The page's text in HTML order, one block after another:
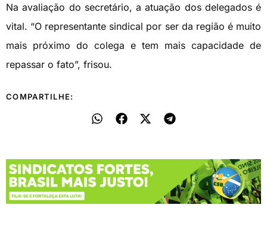
Na avaliação do secretário, a atuação dos delegados é
vital. “O representante sindical por ser da região é muito
mais próximo do colega e tem mais capacidade de
repassar o fato”, frisou.
COMPARTILHE: